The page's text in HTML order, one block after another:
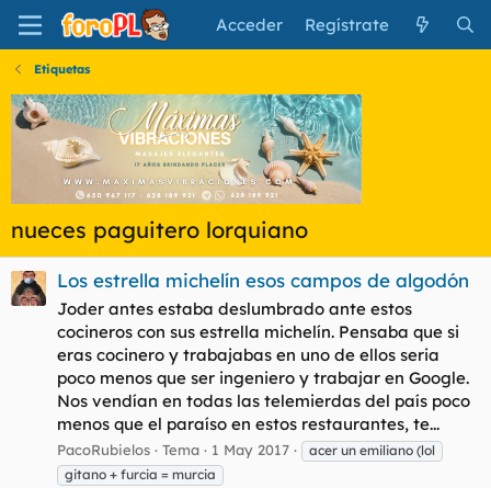
Acceder Regístrate
Etiquetas
nueces paguitero lorquiano
Los estrella michelín esos campos de algodón
Joder antes estaba deslumbrado ante estos
cocineros con sus estrella michelín. Pensaba que si
eras cocinero y trabajabas en uno de ellos seria
poco menos que ser ingeniero y trabajar en Google.
Nos vendían en todas las telemierdas del país poco
menos que el paraíso en estos restaurantes, te...
PacoRubielos Tema 1 May 2017
acer un emiliano (lol
gitano + furcia = murcia